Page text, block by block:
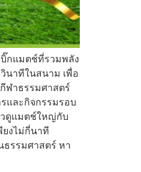
กแมตช์ที่รวมพลัง
นาทีในสนาม เพื่อ
ฬาธรรมศาสตร์
และกิจกรรมรอบ
วดูแมตช์ใหญ่กับ
ยงไม่กี่นาที
ธรรมศาสตร์ หา